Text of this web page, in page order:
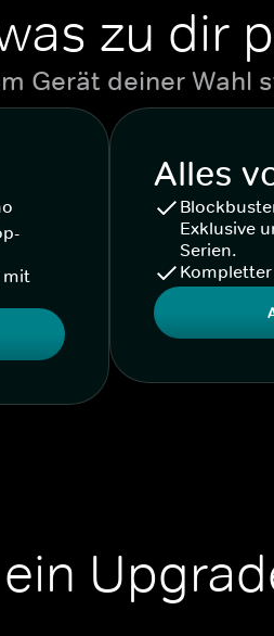
zu dir
Gerät deiner Wahl
mit
Alles
Exklusive
Serien.